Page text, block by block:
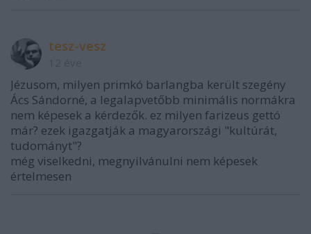
tesz-vesz
Jézusom, milyen primkó barlangba került szegény
Ács Sándorné, a legalapvetőbb minimális normákra
nem képesek a kérdezők. ez milyen farizeus gettó
már? ezek igazgatják a magyarországi "kultúrát,
tudományt"?
még viselkedni, megnyilvánulni nem képesek
értelmesen